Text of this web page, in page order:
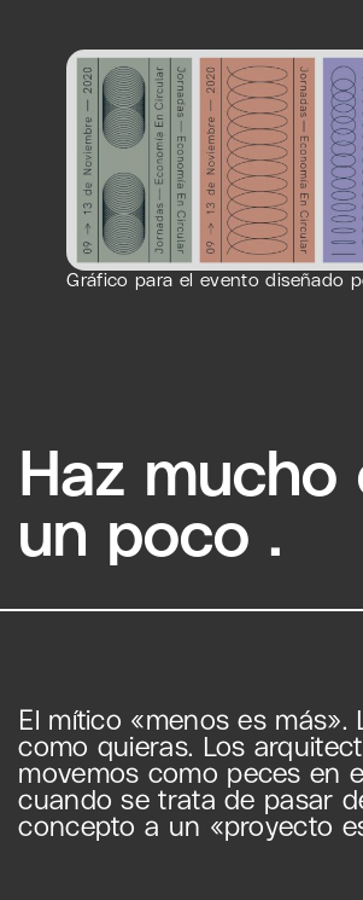
Gráfico para el evento diseñado
Haz mucho
un poco .
El mítico «menos es más».
como quieras. Los
movemos como peces en
cuando se trata de pasar
concepto a un «proyecto